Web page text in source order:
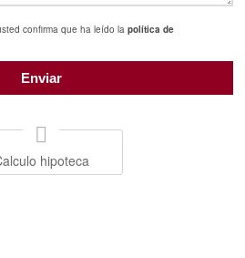
confirma que ha leído la política de
hipoteca